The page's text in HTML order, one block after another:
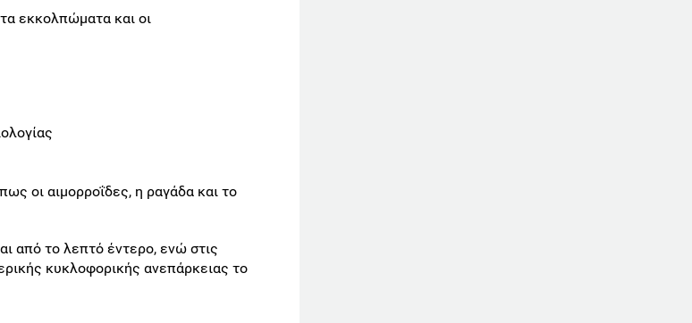
εκκολπώματα και οι
οι αιμορροΐδες, η ραγάδα και το
από το λεπτό έντερο, ενώ στις
κυκλοφορικής ανεπάρκειας το